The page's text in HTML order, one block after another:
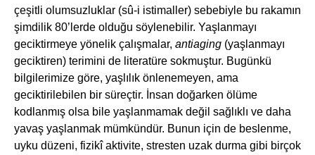
çeşitli olumsuzluklar (sû-i istimaller) sebebiyle bu rakamın
şimdilik 80’lerde olduğu söylenebilir. Yaşlanmayı
geciktirmeye yönelik çalışmalar, antiaging (yaşlanmayı
geciktiren) terimini de literatüre sokmuştur. Bugünkü
bilgilerimize göre, yaşlılık önlenemeyen, ama
geciktirilebilen bir süreçtir. İnsan doğarken ölüme
kodlanmış olsa bile yaşlanmamak değil sağlıklı ve daha
yavaş yaşlanmak mümkündür. Bunun için de beslenme,
uyku düzeni, fizikî aktivite, stresten uzak durma gibi birçok